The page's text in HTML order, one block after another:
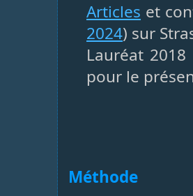
Articles et
2024) sur
Lauréat
pour le
Méthode